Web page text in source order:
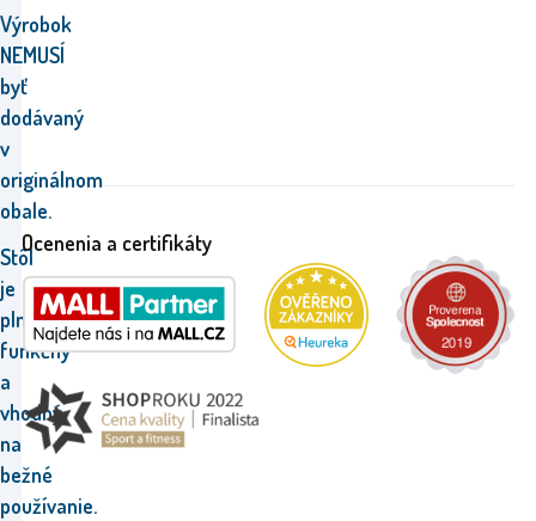
Výrobok
NEMUSÍ
byť
dodávaný
v
originálnom
obale.
Stôl
je
plne
funkčný
a
vhodný
na
bežné
používanie.
Ocenenia a certifikáty